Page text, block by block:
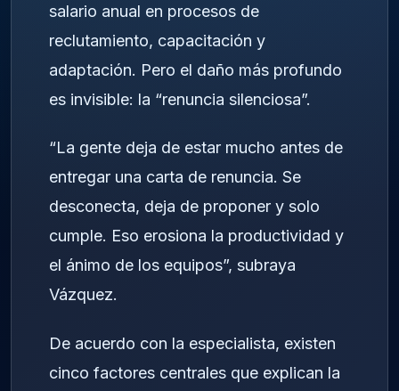
salario anual en procesos de
reclutamiento, capacitación y
adaptación. Pero el daño más profundo
es invisible: la “renuncia silenciosa”.
“La gente deja de estar mucho antes de
entregar una carta de renuncia. Se
desconecta, deja de proponer y solo
cumple. Eso erosiona la productividad y
el ánimo de los equipos”, subraya
Vázquez.
De acuerdo con la especialista, existen
cinco factores centrales que explican la